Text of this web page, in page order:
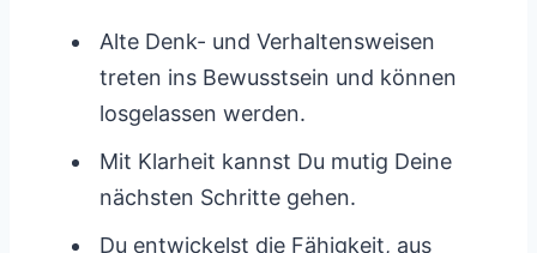
Alte Denk- und Verhaltensweisen
treten ins Bewusstsein und können
losgelassen werden.
Mit Klarheit kannst Du mutig Deine
nächsten Schritte gehen.
Du entwickelst die Fähigkeit, aus